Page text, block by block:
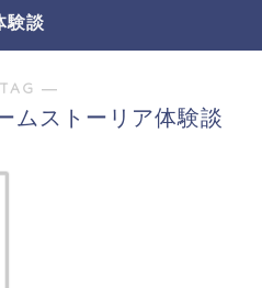
験談
―
ムストーリア体験談